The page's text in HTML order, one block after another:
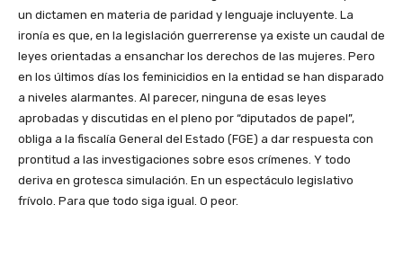
un dictamen en materia de paridad y lenguaje incluyente. La
ironía es que, en la legislación guerrerense ya existe un caudal de
leyes orientadas a ensanchar los derechos de las mujeres. Pero
en los últimos días los feminicidios en la entidad se han disparado
a niveles alarmantes. Al parecer, ninguna de esas leyes
aprobadas y discutidas en el pleno por “diputados de papel”,
obliga a la fiscalía General del Estado (FGE) a dar respuesta con
prontitud a las investigaciones sobre esos crímenes. Y todo
deriva en grotesca simulación. En un espectáculo legislativo
frívolo. Para que todo siga igual. O peor.